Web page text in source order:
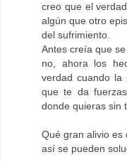
creo que el
algún que otro
del sufrimiento.
Antes creía que
no, ahora los
verdad cuando
que te da
donde quieras sin
Qué gran alivio es
así se pueden